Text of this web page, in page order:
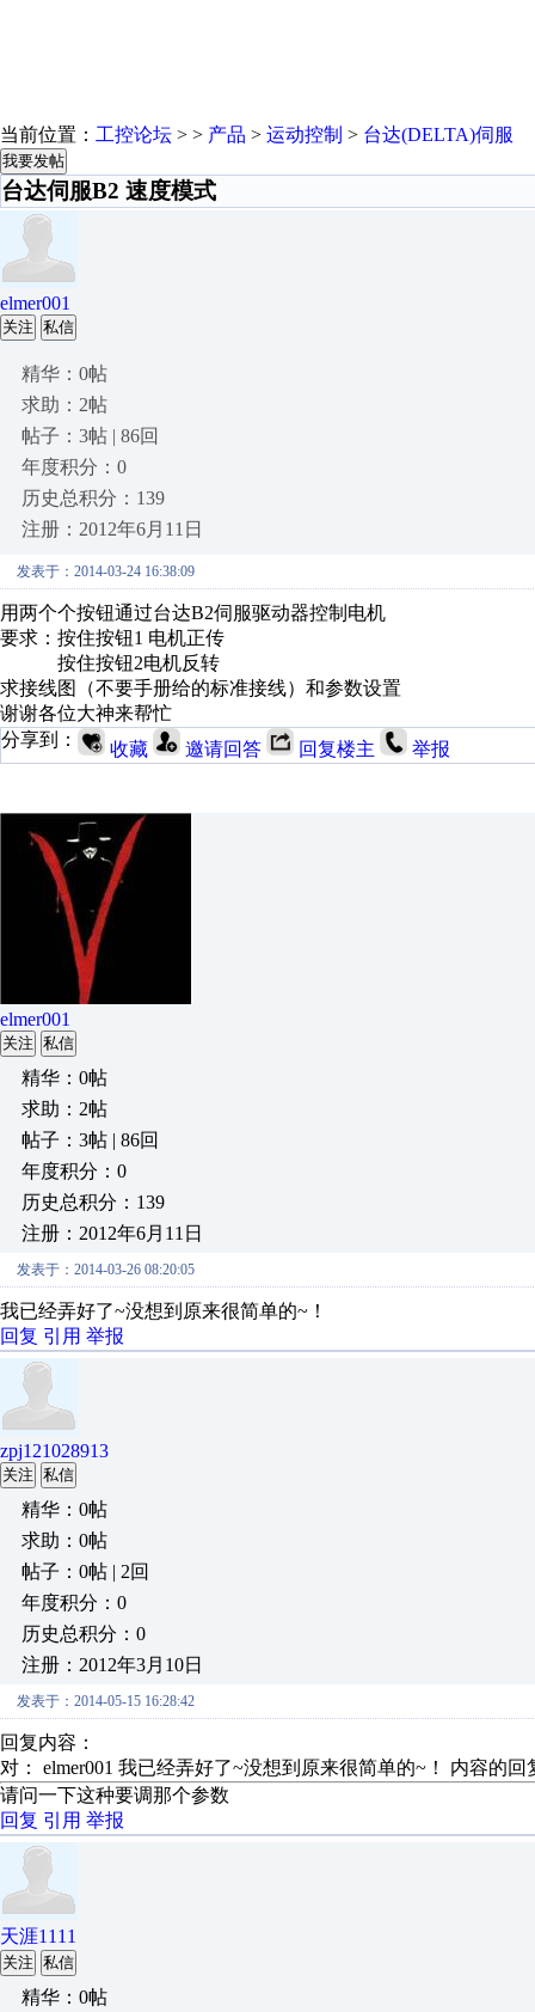
当前位置： 工控论坛 > > 产品 > 运动控制 > 台达(DELTA)伺服
我要发帖
台达伺服B2 速度模式
elmer001
关注 私信
精华：0帖
求助：2帖
帖子：3帖 | 86回
年度积分：0
历史总积分：139
注册：2012年6月11日
发表于：2014-03-24 16:38:09
用两个个按钮通过台达B2伺服驱动器控制电机
要求：按住按钮1 电机正传
按住按钮2电机反转
求接线图（不要手册给的标准接线）和参数设置
谢谢各位大神来帮忙
分享到：
收藏 邀请回答 回复楼主 举报
elmer001
关注 私信
精华：0帖
求助：2帖
帖子：3帖 | 86回
年度积分：0
历史总积分：139
注册：2012年6月11日
发表于：2014-03-26 08:20:05
我已经弄好了~没想到原来很简单的~！
回复 引用 举报
zpj121028913
关注 私信
精华：0帖
求助：0帖
帖子：0帖 | 2回
年度积分：0
历史总积分：0
注册：2012年3月10日
发表于：2014-05-15 16:28:42
回复内容：
对： elmer001 我已经弄好了~没想到原来很简单的~！ 内容的回
请问一下这种要调那个参数
回复 引用 举报
天涯1111
关注 私信
精华：0帖